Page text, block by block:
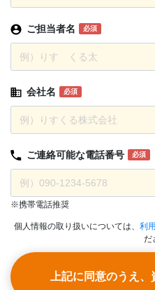
ご担当者名 必須
会社名 必須
ご連絡可能な電話番号 必須
※携帯電話推奨
個人情報の取り扱いについては、 利
だ
上記に同意のうえ